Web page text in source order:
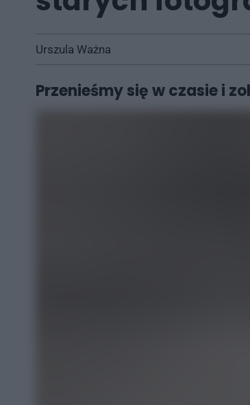
Urszula Ważna
Przenieśmy się w czasie i